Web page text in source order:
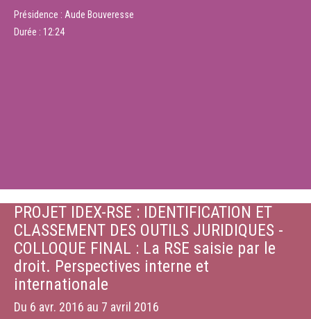
Présidence : Aude Bouveresse
Durée : 12:24
PROJET IDEX-RSE : IDENTIFICATION ET
CLASSEMENT DES OUTILS JURIDIQUES -
COLLOQUE FINAL : La RSE saisie par le
droit. Perspectives interne et
internationale
Du 6 avr. 2016 au 7 avril 2016